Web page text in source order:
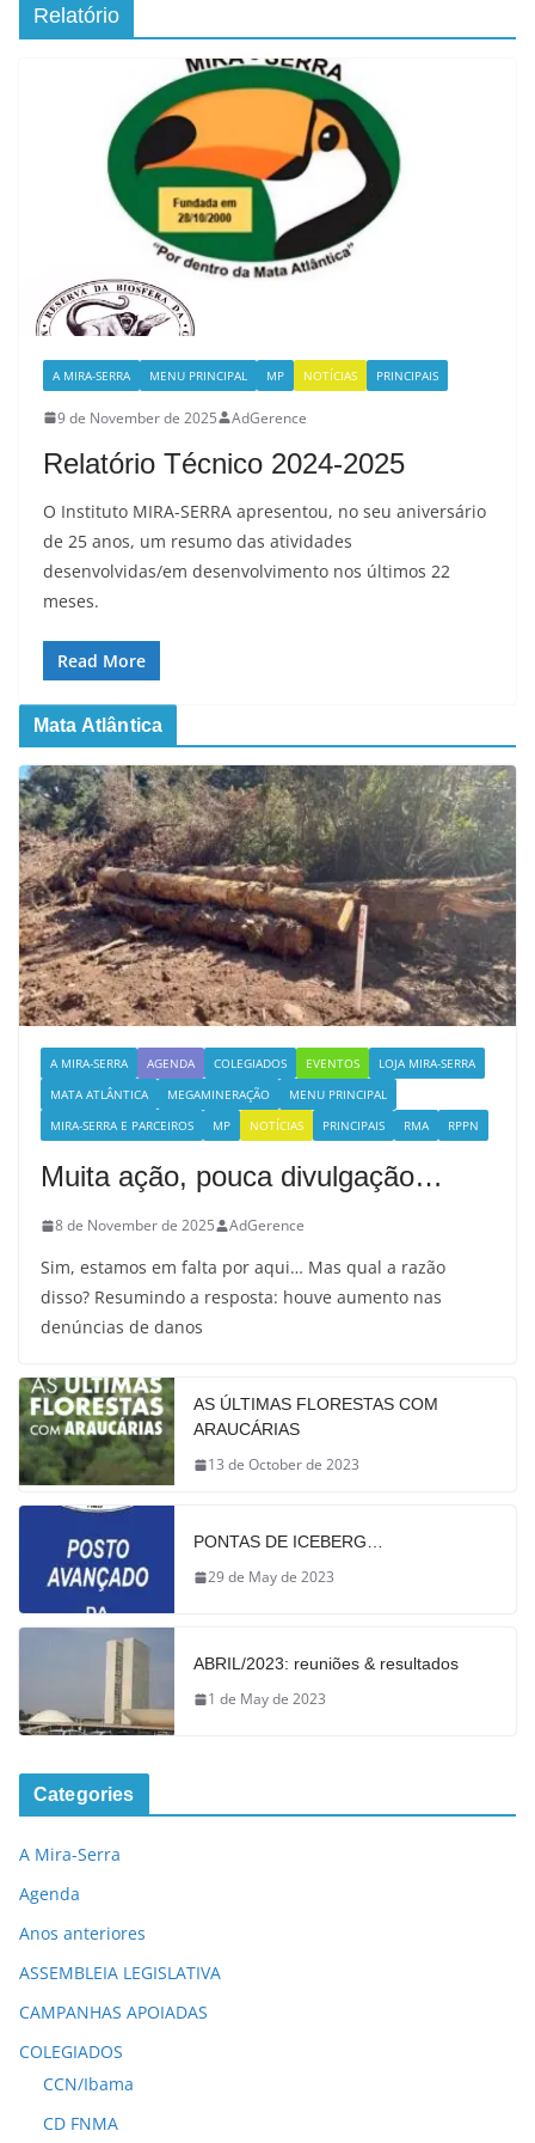
Relatório
A MIRA-SERRA MENU PRINCIPAL MP NOTÍCIAS PRINCIPAIS
9 de November de 2025 AdGerence
Relatório Técnico 2024-2025
O Instituto MIRA-SERRA apresentou, no seu aniversário
de 25 anos, um resumo das atividades
desenvolvidas/em desenvolvimento nos últimos 22
meses.
Read More
Mata Atlântica
A MIRA-SERRA AGENDA COLEGIADOS EVENTOS
LOJA MIRA-SERRA
MATA ATLÂNTICA
MEGAMINERAÇÃO
MENU PRINCIPAL
MIRA-SERRA E PARCEIROS
MP NOTÍCIAS PRINCIPAIS RMA RPPN
Muita ação, pouca divulgação…
8 de November de 2025 AdGerence
Sim, estamos em falta por aqui… Mas qual a razão
disso? Resumindo a resposta: houve aumento nas
denúncias de danos
AS ÚLTIMAS FLORESTAS COM
ARAUCÁRIAS
13 de October de 2023
PONTAS DE ICEBERG…
29 de May de 2023
ABRIL/2023: reuniões & resultados
1 de May de 2023
Categories
A Mira-Serra
Agenda
Anos anteriores
ASSEMBLEIA LEGISLATIVA
CAMPANHAS APOIADAS
COLEGIADOS
CCN/Ibama
CD FNMA